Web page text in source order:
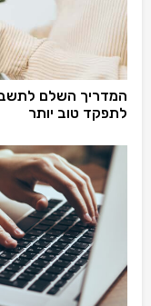
המדריך השלם
לתפקד טוב יותר